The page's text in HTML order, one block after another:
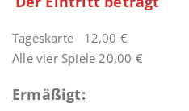
Tageskarte 12,00 €
Alle vier Spiele 20,00 €
Ermäßigt: